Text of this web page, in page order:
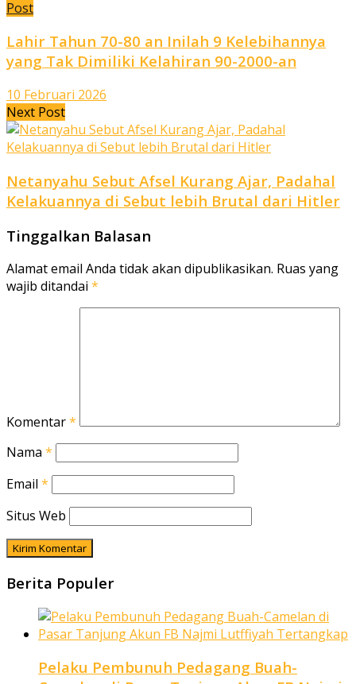
Post
Lahir Tahun 70-80 an Inilah 9 Kelebihannya
yang Tak Dimiliki Kelahiran 90-2000-an
10 Februari 2026
Next Post
Netanyahu Sebut Afsel Kurang Ajar, Padahal
Kelakuannya di Sebut lebih Brutal dari Hitler
Tinggalkan Balasan
Alamat email Anda tidak akan dipublikasikan. Ruas yang
wajib ditandai *
Komentar*
Nama *
Email *
Situs Web
Berita Populer
Pelaku Pembunuh Pedagang Buah-